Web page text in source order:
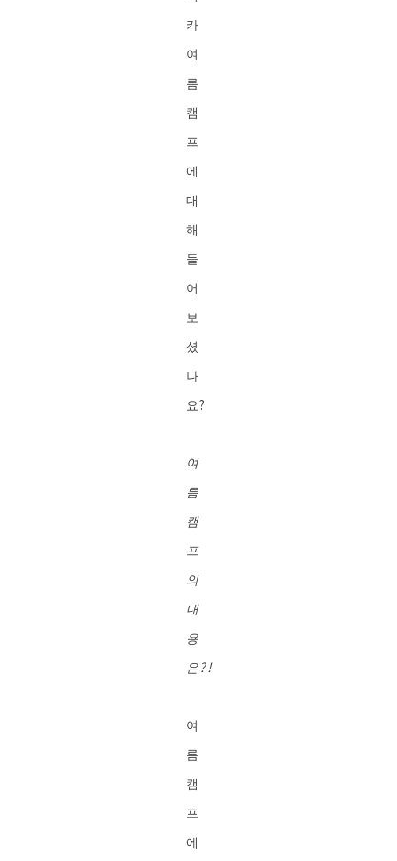
카
여
름
캠
프
에
대
해
들
어
보
셨
나
요?
여
름
캠
프
의
내
용
은?!
여
름
캠
프
에